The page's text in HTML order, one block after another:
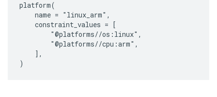
platform(
    name = "linux_arm",
    constraint_values = [
        "@platforms//os:linux",
        "@platforms//cpu:arm",
    ],